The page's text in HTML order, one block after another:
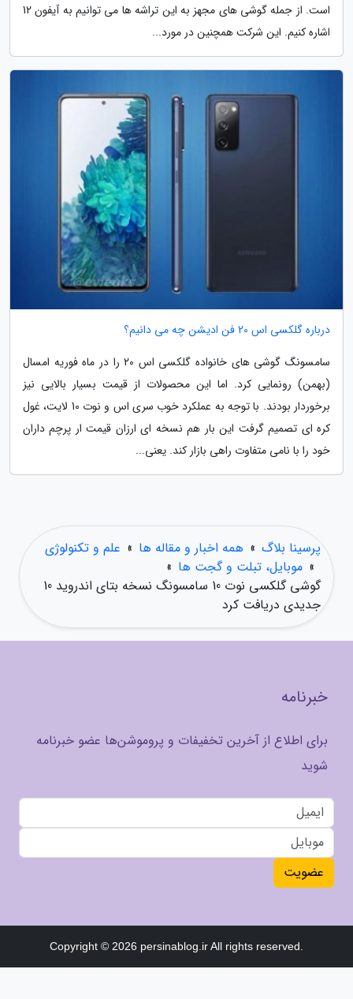
است. از جمله گوشی های مجهز به این تراشه ها می توانیم به آیفون 12
اشاره کنیم. این شرکت همچنین در مورد...
درباره گلکسی اس 20 فن ادیشن چه می دانیم؟
سامسونگ گوشی های خانواده گلکسی اس 20 را در ماه فوریه امسال
(بهمن) رونمایی کرد. اما این محصولات از قیمت بسیار بالایی نیز
برخوردار بودند. با توجه به عملکرد خوب سری اس و نوت 10 لایت، غول
کره ای تصمیم گرفت این بار هم نسخه ای ارزان قیمت ار پرچم داران
خود را با نامی متفاوت راهی بازار کند. یعنی...
پرسینا بلاگ » همه اخبار و مقاله ها » علم و تکنولوژی
» موبایل، تبلت و گجت ها »
گوشی گلکسی نوت 10 سامسونگ نسخه بتای اندروید 10
جدیدی دریافت کرد
خبرنامه
برای اطلاع از آخرین تخفیفات و پروموشن‌ها عضو خبرنامه
شوید
عضویت
Copyright © 2026 persinablog.ir All rights reserved.